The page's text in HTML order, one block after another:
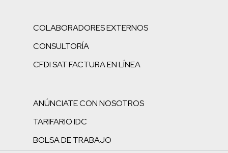
COLABORADORES EXTERNOS
CONSULTORÍA
CFDI SAT FACTURA EN LÍNEA
ANÚNCIATE CON NOSOTROS
TARIFARIO IDC
BOLSA DE TRABAJO